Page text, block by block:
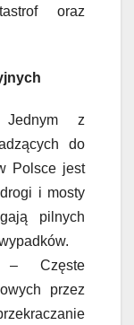
oraz
z
do
Polsce jest
i mosty
pilnych
– Częste
przez